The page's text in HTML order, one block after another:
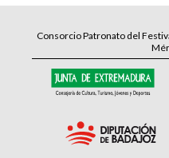
Consorcio Patronato del